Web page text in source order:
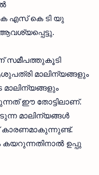
എസ് കെ ടി യു
സമീപത്തുകൂടി
മാലിന്യങ്ങളും
മാലിന്യങ്ങളും
ഈ തോട്ടിലാണ്.
മാലിന്യങ്ങള്‍
കയറുന്നതിനാല്‍ ഉപ്പു